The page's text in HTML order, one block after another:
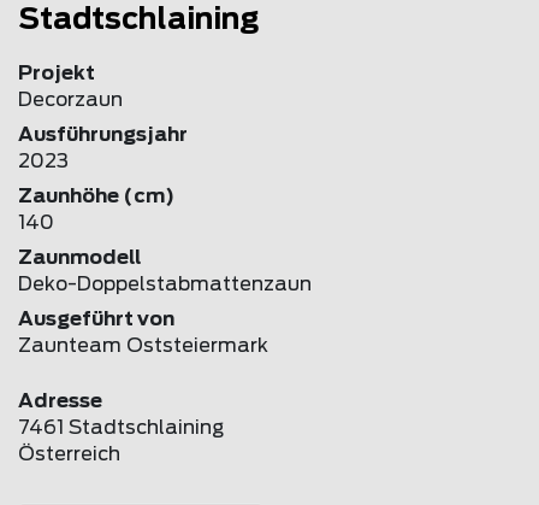
Stadtschlaining
Projekt
Decorzaun
Ausführungsjahr
2023
Zaunhöhe (cm)
140
Zaunmodell
Deko-Doppelstabmattenzaun
Ausgeführt von
Zaunteam Oststeiermark
Adresse
7461 Stadtschlaining
Österreich